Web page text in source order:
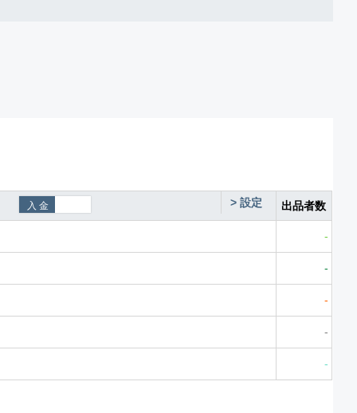
> 設定 出品者数
-
-
-
-
-